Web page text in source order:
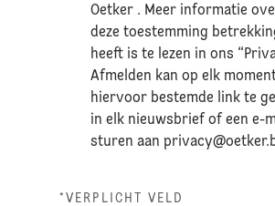
Oetker . Meer informatie
deze toestemming
heeft is te lezen in ons
Afmelden kan op elk
hiervoor bestemde link te
in elk nieuwsbrief of een e-
sturen aan
*VERPLICHT VELD